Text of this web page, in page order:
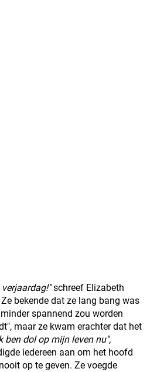
schreef Elizabeth
bekende dat ze lang bang was
spannend zou worden
maar ze kwam erachter dat het
ben dol op mijn leven nu",
iedereen aan om het hoofd
op te geven. Ze voegde